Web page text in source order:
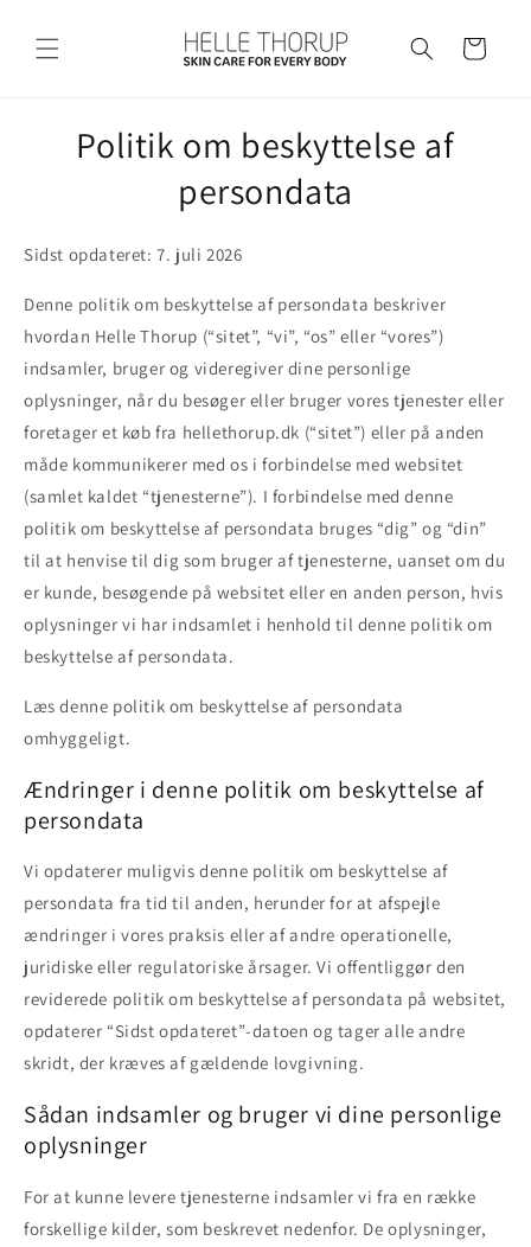
indhold
Indkøbskurv
Politik om beskyttelse af
persondata
Sidst opdateret: 7. juli 2026
Denne politik om beskyttelse af persondata beskriver
hvordan Helle Thorup (“sitet”, “vi”, “os” eller “vores”)
indsamler, bruger og videregiver dine personlige
oplysninger, når du besøger eller bruger vores tjenester eller
foretager et køb fra hellethorup.dk (“sitet”) eller på anden
måde kommunikerer med os i forbindelse med websitet
(samlet kaldet “tjenesterne”). I forbindelse med denne
politik om beskyttelse af persondata bruges “dig” og “din”
til at henvise til dig som bruger af tjenesterne, uanset om du
er kunde, besøgende på websitet eller en anden person, hvis
oplysninger vi har indsamlet i henhold til denne politik om
beskyttelse af persondata.
Læs denne politik om beskyttelse af persondata
omhyggeligt.
Ændringer i denne politik om beskyttelse af
persondata
Vi opdaterer muligvis denne politik om beskyttelse af
persondata fra tid til anden, herunder for at afspejle
ændringer i vores praksis eller af andre operationelle,
juridiske eller regulatoriske årsager. Vi offentliggør den
reviderede politik om beskyttelse af persondata på websitet,
opdaterer “Sidst opdateret”-datoen og tager alle andre
skridt, der kræves af gældende lovgivning.
Sådan indsamler og bruger vi dine personlige
oplysninger
For at kunne levere tjenesterne indsamler vi fra en række
forskellige kilder, som beskrevet nedenfor. De oplysninger,